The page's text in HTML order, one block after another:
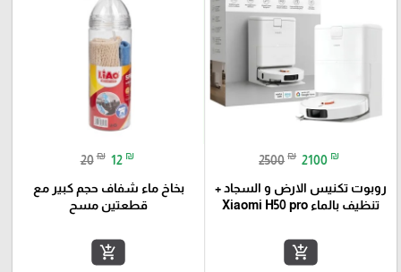
2500 ₪ 2100 ₪
روبوت تكنيس الارض و السجاد +
تنظيف بالماء Xiaomi H50 pro
add_shopping_cart
20 ₪ 12 ₪
بخاخ ماء شفاف حجم كبير مع
قطعتين مسح
add_shopping_cart